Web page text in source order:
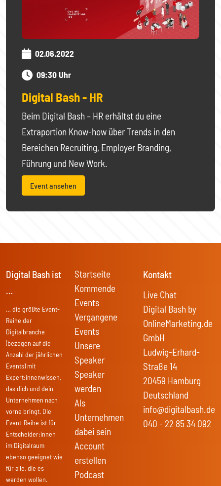
02.06.2022
09:30 Uhr
Digital Bash - HR
Beim Digital Bash – HR erhältst du eine
Extraportion Know-how über Trends in den
Bereichen Recruiting, Employer Branding,
Führung und New Work.
Event ansehen
Digital Bash ist
…
… die größte Event-
Reihe der
Digitalbranche
(bezogen auf die
Anzahl der jährlichen
Events) mit
Expert:innenwissen,
das dich und dein
Unternehmen nach
vorne bringt. Die
Event-Reihe ist für
Entscheider:innen
im Digitalraum
ebenso geeignet wie
für alle, die es
werden wollen.
Startseite
Kommende
Events
Vergangene
Events
Unsere
Speaker
Speaker
werden
Als
Unternehmen
dabei sein
Account
erstellen
Podcast
Kontakt
Live Chat
Digital Bash by
OnlineMarketing.de
GmbH
Ludwig-Erhard-
Straße 14
20459 Hamburg
Deutschland
info@digitalbash.de
040 - 22 85 34 092